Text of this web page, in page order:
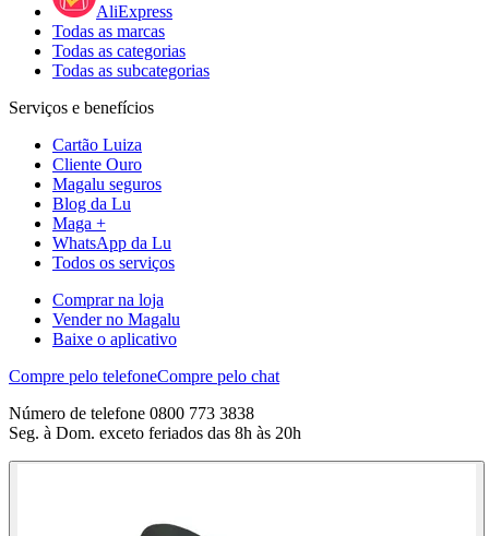
AliExpress
Todas as marcas
Todas as categorias
Todas as subcategorias
Serviços e benefícios
Cartão Luiza
Cliente Ouro
Magalu seguros
Blog da Lu
Maga +
WhatsApp da Lu
Todos os serviços
Comprar na loja
Vender no Magalu
Baixe o aplicativo
Compre pelo telefoneCompre pelo chat
Número de telefone 0800 773 3838
Seg. à Dom. exceto feriados das 8h às 20h